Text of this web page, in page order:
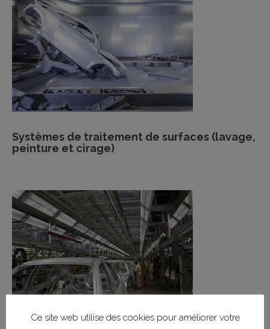
Systèmes de traitement de surfaces (lavage,
peinture et cirage)
Ce site web utilise des cookies pour améliorer votre